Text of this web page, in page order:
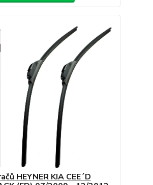
HEYNER KIA CEE´D